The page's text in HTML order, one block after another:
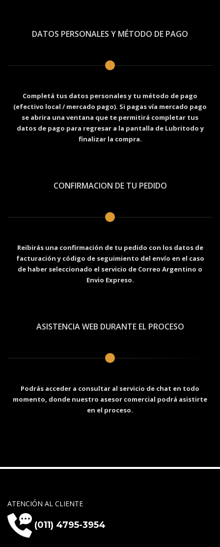
DATOS PERSONALES Y MÉTODO DE PAGO
Completá tus datos personales y tu método de pago
(efectivo local / mercado pago). Si pagas vía mercado pago
se abrira una ventana que te permitirá completar tus
datos de pago para regresar a la pantalla de Lubritodo y
finalizar la compra.
CONFIRMACION DE TU PEDIDO
Reibirás una confirmación de tu pedido con los datos de
facturación y código de seguimiento del envío en el caso
de haber seleccionado el servicio de Correo Argentino o
Envio Expreso.
ASISTENCIA WEB DURANTE EL PROCESO
Podrás acceder a consultar al servicio de chat en todo
momento, donde nuestro asesor comercial podrá asistirte
en el proceso.
ATENCIÓN AL CLIENTE
(011) 4795-3954